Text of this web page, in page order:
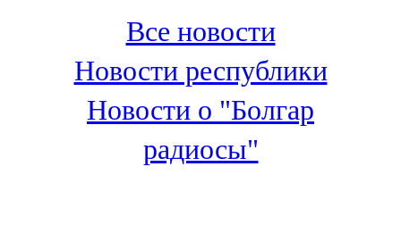
100,3 FM
Зәй
106,6 FM
Кадыбаш
105,2 FM
Все новости
Новости республики
Новости о "Болгар
радиосы"